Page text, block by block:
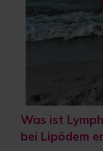
Was ist
bei Lipödem